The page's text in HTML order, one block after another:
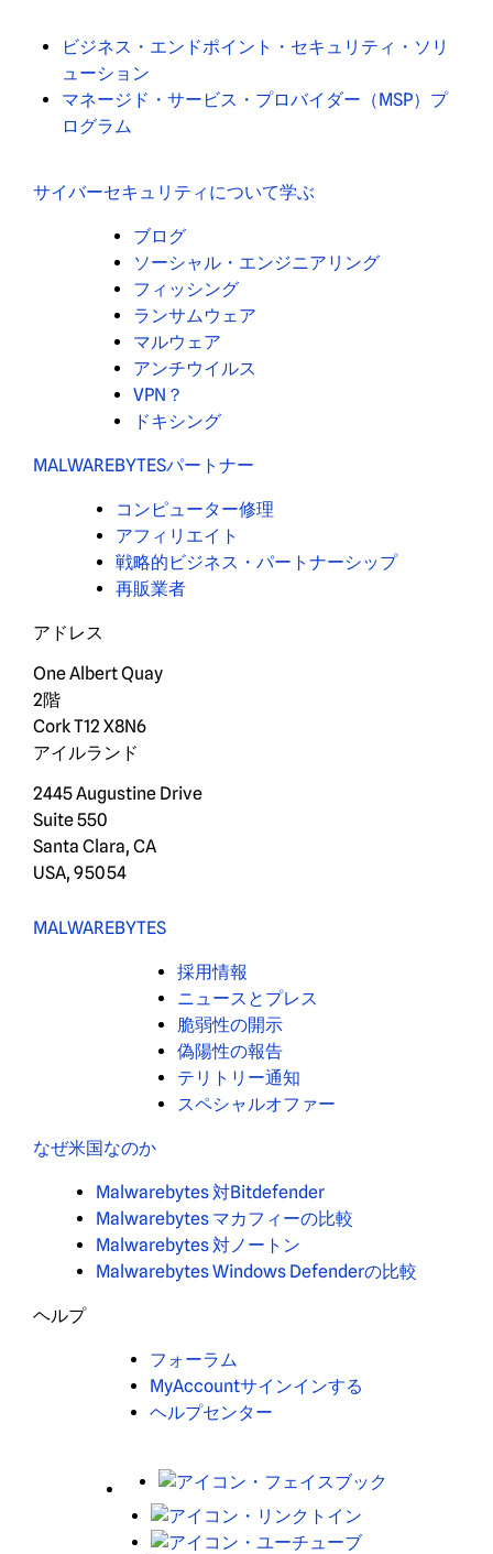
ビジネス・エンドポイント・セキュリティ・ソリ
ューション
マネージド・サービス・プロバイダー（MSP）プ
ログラム
サイバーセキュリティについて学ぶ
ブログ
ソーシャル・エンジニアリング
フィッシング
ランサムウェア
マルウェア
アンチウイルス
VPN？
ドキシング
MALWAREBYTESパートナー
コンピューター修理
アフィリエイト
戦略的ビジネス・パートナーシップ
再販業者
アドレス
One Albert Quay
2階
Cork T12 X8N6
アイルランド
2445 Augustine Drive
Suite 550
Santa Clara, CA
USA, 95054
MALWAREBYTES
採用情報
ニュースとプレス
脆弱性の開示
偽陽性の報告
テリトリー通知
スペシャルオファー
なぜ米国なのか
Malwarebytes 対Bitdefender
Malwarebytes マカフィーの比較
Malwarebytes 対ノートン
Malwarebytes Windows Defenderの比較
ヘルプ
フォーラム
MyAccountサインインする
ヘルプセンター
X
Youtube